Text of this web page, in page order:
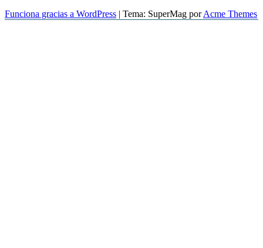
Funciona gracias a WordPress | Tema: SuperMag porAcme Themes